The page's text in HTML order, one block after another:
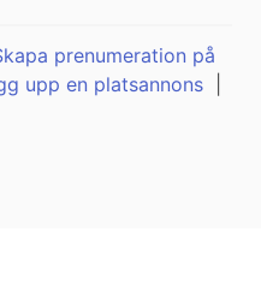
prenumeration på
upp en platsannons